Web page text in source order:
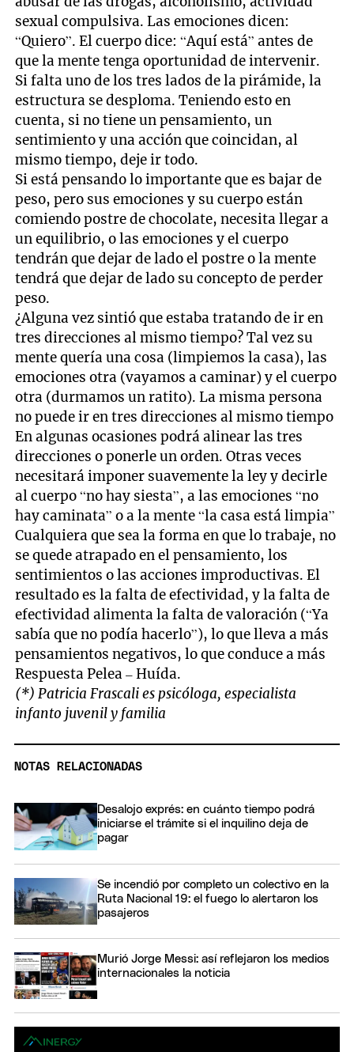
sexual compulsiva. Las emociones dicen:
“Quiero”. El cuerpo dice: “Aquí está” antes de
que la mente tenga oportunidad de intervenir.
Si falta uno de los tres lados de la pirámide, la
estructura se desploma. Teniendo esto en
cuenta, si no tiene un pensamiento, un
sentimiento y una acción que coincidan, al
mismo tiempo, deje ir todo.
Si está pensando lo importante que es bajar de
peso, pero sus emociones y su cuerpo están
comiendo postre de chocolate, necesita llegar a
un equilibrio, o las emociones y el cuerpo
tendrán que dejar de lado el postre o la mente
tendrá que dejar de lado su concepto de perder
peso.
¿Alguna vez sintió que estaba tratando de ir en
tres direcciones al mismo tiempo? Tal vez su
mente quería una cosa (limpiemos la casa), las
emociones otra (vayamos a caminar) y el cuerpo
otra (durmamos un ratito). La misma persona
no puede ir en tres direcciones al mismo tiempo
En algunas ocasiones podrá alinear las tres
direcciones o ponerle un orden. Otras veces
necesitará imponer suavemente la ley y decirle
al cuerpo “no hay siesta”, a las emociones “no
hay caminata” o a la mente “la casa está limpia”
Cualquiera que sea la forma en que lo trabaje, no
se quede atrapado en el pensamiento, los
sentimientos o las acciones improductivas. El
resultado es la falta de efectividad, y la falta de
efectividad alimenta la falta de valoración (“Ya
sabía que no podía hacerlo”), lo que lleva a más
pensamientos negativos, lo que conduce a más
Respuesta Pelea – Huída.
(*) Patricia Frascali es psicóloga, especialista
infanto juvenil y familia
NOTAS RELACIONADAS
Desalojo exprés: en cuánto tiempo podrá
iniciarse el trámite si el inquilino deja de
pagar
Se incendió por completo un colectivo en la
Ruta Nacional 19: el fuego lo alertaron los
pasajeros
Murió Jorge Messi: así reflejaron los medios
internacionales la noticia